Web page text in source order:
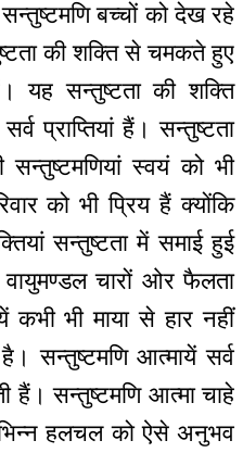
बच्चों को देख रहे
की शक्ति से चमकते हुए
यह सन्तुष्टता की शक्ति
प्राप्तियां हैं। सन्तुष्टता
स्वयं को भी
को भी प्रिय हैं क्योंकि
सन्तुष्टता में समाई हुई
चारों ओर फैलता
कभी भी माया से हार नहीं
सन्तुष्टमणि आत्मायें सर्व
हैं। सन्तुष्टमणि आत्मा चाहे
भिन्न हलचल को ऐसे अनुभव